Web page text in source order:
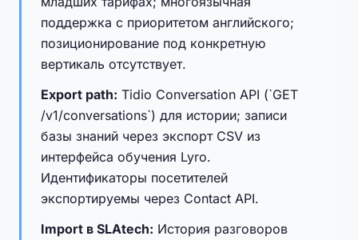
поддержка с приоритетом английского;
позиционирование под конкретную
вертикаль отсутствует.
Export path: Tidio Conversation API (`GET
/v1/conversations`) для истории; записи
базы знаний через экспорт CSV из
интерфейса обучения Lyro.
Идентификаторы посетителей
экспортируемы через Contact API.
Import в SLAtech: История разговоров